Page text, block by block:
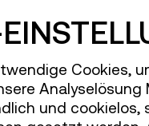
Cookies,
und cookielos,